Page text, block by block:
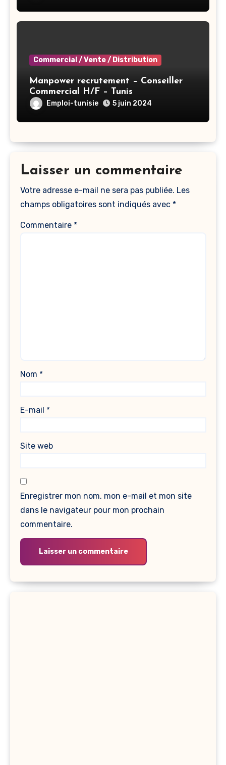
Commercial / Vente / Distribution
Manpower recrutement – Conseiller
Commercial H/F – Tunis
Emploi-tunisie 5 juin 2024
Laisser un commentaire
Votre adresse e-mail ne sera pas publiée. Les
champs obligatoires sont indiqués avec *
Commentaire *
Nom *
E-mail *
Site web
Enregistrer mon nom, mon e-mail et mon site
dans le navigateur pour mon prochain
commentaire.